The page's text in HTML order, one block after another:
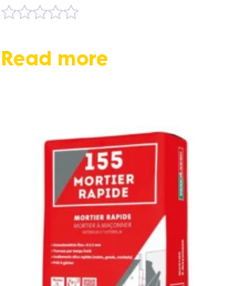
0
out
Read more